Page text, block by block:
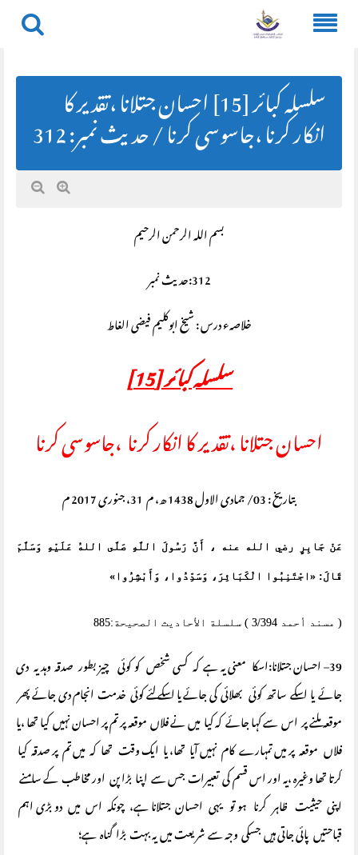
content سلسلہ کبائر [15] احسان جتلانا ،تقدیر کا
انکار کرنا ،جاسوسی کرنا / حديث نمبر: 312
بسم اللہ الرحمن الرحیم
312:حديث نمبر
خلاصہء درس : شیخ ابوکلیم فیضی الغاط
سلسلہ کبائر[15]
احسان جتلانا ،تقدیر کا انکار کرنا ،جاسوسی کرنا
بتاریخ : 03/ جمادی الاول 1438 ھ، م 31، جنوری 2017 م
عَنْ جَابِرٍ رضي الله عنه ، أَنَّ رَسُولَ اللَّهِ صَلَّى اللهُ عَلَيْهِ وَسَلَّمَ
قَالَ: «اجْتَنِبُوا الْكَبَائِرَ، وَسَدِّدُوا، وَأَبْشِرُوا»
( مسند أحمد 3/394 ) سلسلة الأحاديث الصحيحة:885
39– احسان جتلانا:اسکا معنی یہ ہے کہ کسی شخص کو کوئی چیز بطور صدقہ وہدیہ دی
جائے یا اسکے ساتھ کوئی بھلائی کی جائے یا اسکے لئے کوئی خدمت انجام دی جائے پھر
موقعہ ملنے پر اس سے کہا جائے کہ کیا میں نے فلاں موقعہ پر تم پر احسان نہیں کیا تھا ،یا
فلاں موقعہ پر میں تمہارے کام نہیں آیا تھا، یا ایک وقت تھا کہ میں تم پر صدقہ کیا
کرتا تھا وغیرہ ،یہ اور اس قسم کی تعبیرات جس سے اپنا بڑا پن اور مخاطب کے سامنے
اپنی حیثیت ظاہر کرنا ہو تو یہی احسان جتلانا ہے، چونکہ اس میں دو بڑی اہم
قباحتیں پائی جاتی ہیں جسکی وجہ سے شریعت میں یہ بہت بڑا گناہ ہے؛